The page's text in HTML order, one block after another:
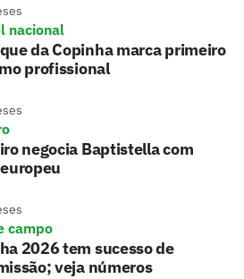
nacional
da Copinha marca primeiro
profissional
negocia Baptistella com
campo
2026 tem sucesso de
veja números